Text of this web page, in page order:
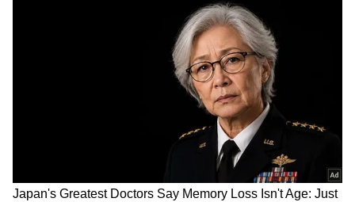
ಕಳೆದ ಮೂರು ತಿಂಗಳ ಲಡ್ಡು ಮಾರಾಟ ಪ್ರಮಾಣ
ಏಪ್ರಿಲ್ 2026: 1,11,96,170 ಲಡ್ಡುಗಳ ಮಾರಾಟ
ಮೇ 2026: 1,21,35,528 ಲಡ್ಡುಗಳ ಮಾರಾಟ
ಜೂನ್ 2026: 1,26,81,805 ಲಡ್ಡುಗಳ ಮಾರಾಟ